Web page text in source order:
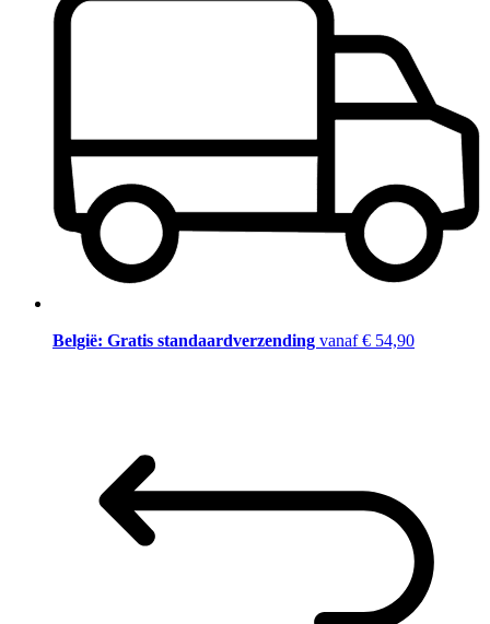
België: Gratis standaardverzending vanaf € 54,90